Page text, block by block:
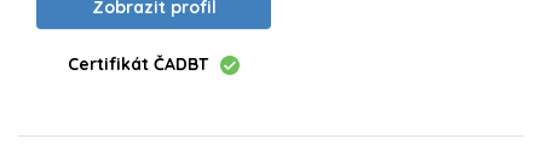
Zobrazit profil
Certifikát ČADBT